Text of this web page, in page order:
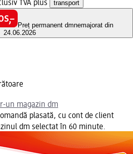
TVA plus transport
Preț permanent dmnemajorat din
24.06.2026
un magazin dm
plasată, cu cont de client
dm selectat în 60 minute.